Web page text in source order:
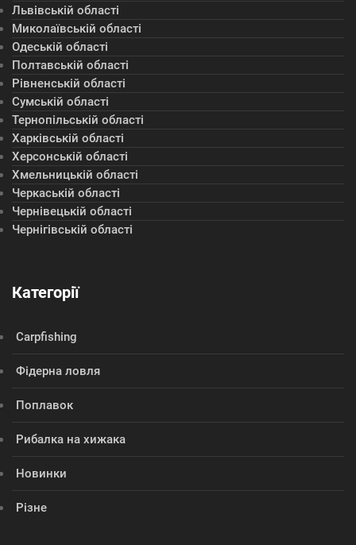
Львівській області
Миколаївській області
Одеській області
Полтавській області
Рівненській області
Сумській області
Тернопільській області
Харківській області
Херсонській області
Хмельницькій області
Черкаській області
Чернівецькій області
Чернігівській області
Категорії
Сarpfishing
Фідерна ловля
Поплавок
Рибалка на хижака
Новинки
Різне